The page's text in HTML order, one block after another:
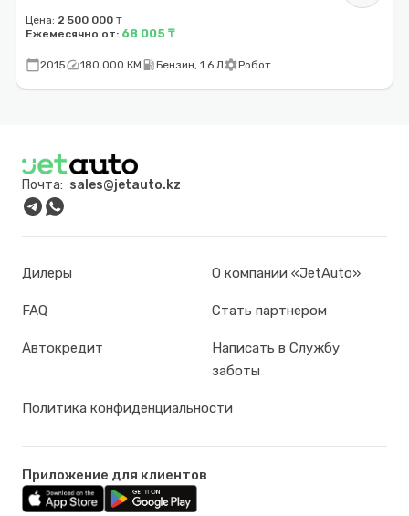
Цена: 2 500 000 ₸
Ежемесячно от: 68 005 ₸
calendar_today2015speed180 000 КМ local_gas_stationБензин, 1.6 ЛsettingsРобот
Почта: sales@jetauto.kz
Дилеры О компании «JetAuto»
FAQ Стать партнером
Автокредит
Написать в Службу
заботы
Политика конфиденциальности
Приложение для клиентов